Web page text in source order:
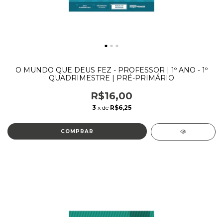
O MUNDO QUE DEUS FEZ - PROFESSOR | 1º ANO - 1º
QUADRIMESTRE | PRÉ-PRIMÁRIO
R$16,00
3 x de R$6,25